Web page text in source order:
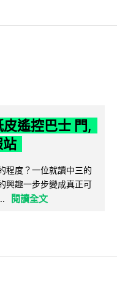
遙控巴士 門,
站
程度？一位就讀中三的
興趣一步步變成真正可
閱讀全文